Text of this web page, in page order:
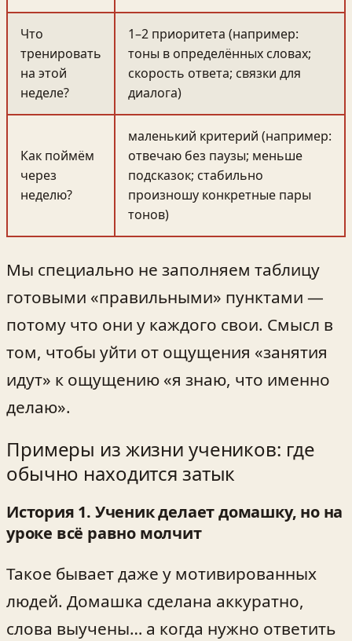
Что
тренировать
на этой
неделе?
1–2 приоритета (например:
тоны в определённых словах;
скорость ответа; связки для
диалога)
Как поймём
через
неделю?
маленький критерий (например:
отвечаю без паузы; меньше
подсказок; стабильно
произношу конкретные пары
тонов)
Мы специально не заполняем таблицу
готовыми «правильными» пунктами —
потому что они у каждого свои. Смысл в
том, чтобы уйти от ощущения «занятия
идут» к ощущению «я знаю, что именно
делаю».
Примеры из жизни учеников: где
обычно находится затык
История 1. Ученик делает домашку, но на
уроке всё равно молчит
Такое бывает даже у мотивированных
людей. Домашка сделана аккуратно,
слова выучены… а когда нужно ответить